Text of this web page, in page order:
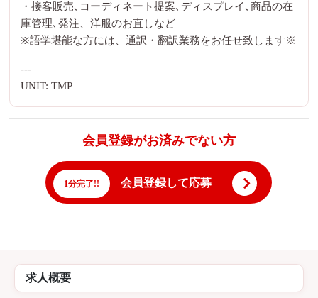
・接客販売､コーディネート提案､ディスプレイ､商品の在
庫管理､発注、洋服のお直しなど
※語学堪能な方には、通訳・翻訳業務をお任せ致します※
---
UNIT: TMP
会員登録がお済みでない方
1分完了!! 会員登録して応募
求人概要